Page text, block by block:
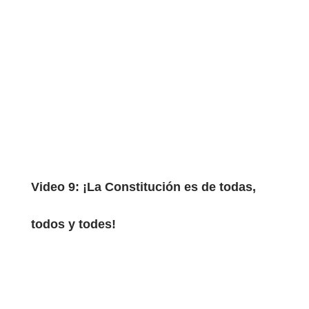
Video 9: ¡La Constitución es de todas,
todos y todes!